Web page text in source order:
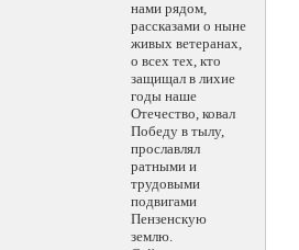
нами рядом,
рассказами о ныне
живых ветеранах,
о всех тех, кто
защищал в лихие
годы наше
Отечество, ковал
Победу в тылу,
прославлял
ратными и
трудовыми
подвигами
Пензенскую
землю.